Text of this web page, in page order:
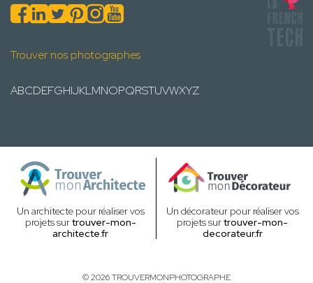
Trouver nos photographes
ABCDEFGHIJKLMNOPQRSTUVWXYZ
Un architecte pour réaliser vos
projets surtrouver-mon-
architecte.fr
Un décorateur pour réaliser vos
projets surtrouver-mon-
decorateur.fr
© 2026 TROUVERMONPHOTOGRAPHE